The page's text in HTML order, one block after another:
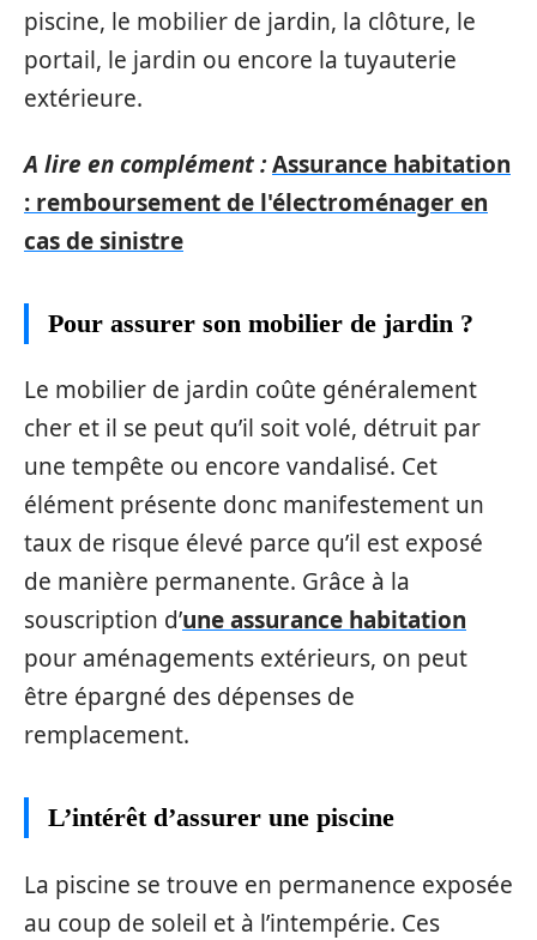
piscine, le mobilier de jardin, la clôture, le
portail, le jardin ou encore la tuyauterie
extérieure.
A lire en complément :Assurance habitation
: remboursement de l'électroménager en
cas de sinistre
Pour assurer son mobilier de jardin ?
Le mobilier de jardin coûte généralement
cher et il se peut qu’il soit volé, détruit par
une tempête ou encore vandalisé. Cet
élément présente donc manifestement un
taux de risque élevé parce qu’il est exposé
de manière permanente. Grâce à la
souscription d’une assurance habitation
pour aménagements extérieurs, on peut
être épargné des dépenses de
remplacement.
L’intérêt d’assurer une piscine
La piscine se trouve en permanence exposée
au coup de soleil et à l’intempérie. Ces